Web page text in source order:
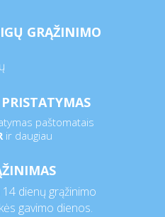
GRĄŽINIMO
paštomatais
ir daugiau
dienų grąžinimo
gavimo dienos.